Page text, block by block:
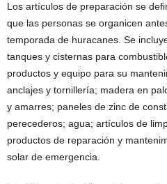
Los artículos de preparación se
que las personas se organicen
temporada de huracanes. Se
tanques y cisternas para
productos y equipo para su
anclajes y tornillería; madera en
y amarres; paneles de zinc de
perecederos; agua; artículos de
productos de reparación y
solar de emergencia.